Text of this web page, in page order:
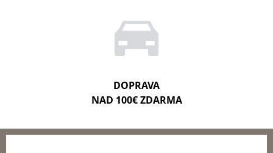
DOPRAVA
NAD 100€ ZDARMA